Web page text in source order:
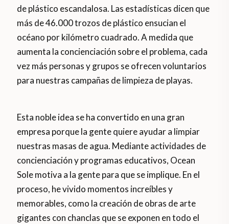
de plástico escandalosa. Las estadísticas dicen que
más de 46.000 trozos de plástico ensucian el
océano por kilómetro cuadrado. A medida que
aumenta la concienciación sobre el problema, cada
vez más personas y grupos se ofrecen voluntarios
para nuestras campañas de limpieza de playas.
Esta noble idea se ha convertido en una gran
empresa porque la gente quiere ayudar a limpiar
nuestras masas de agua. Mediante actividades de
concienciación y programas educativos, Ocean
Sole motiva a la gente para que se implique. En el
proceso, he vivido momentos increíbles y
memorables, como la creación de obras de arte
gigantes con chanclas que se exponen en todo el